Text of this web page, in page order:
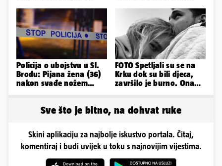
Policija o ubojstvu u Sl.
Brodu: Pijana žena (36)
nakon svađe nožem
FOTO Spetljali su se na
Krku dok su bili djeca,
završilo je burno. Ona
Sve što je bitno, na dohvat ruke
Skini aplikaciju za najbolje iskustvo portala. Čitaj,
komentiraj i budi uvijek u toku s najnovijim vijestima.